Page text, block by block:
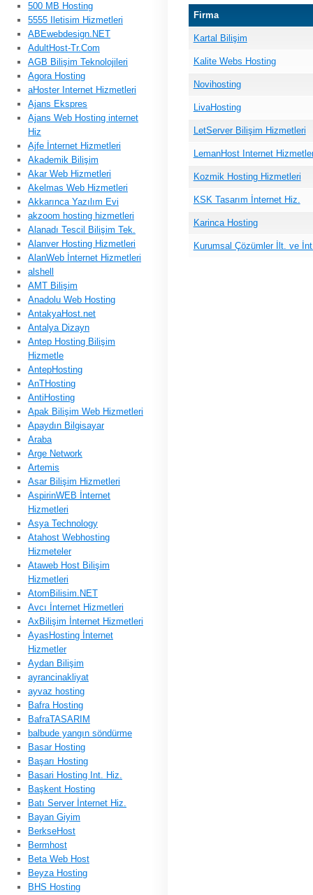
Firma
Kartal Bilişim
Kalite Webs Hosting
Novihosting
LivaHosting
LetServer Bilişim Hizmetleri
LemanHost Internet
Kozmik Hosting Hizmetleri
KSK Tasarım İnternet Hiz.
Karinca Hosting
Kurumsal Çözümler İlt. ve
500 MB Hosting
5555 Iletisim Hizmetleri
ABEwebdesign.NET
AdultHost-Tr.Com
AGB Bilişim Teknolojileri
Agora Hosting
aHoster Internet Hizmetleri
Ajans Ekspres
Ajans Web Hosting internet
Hiz
Ajfe İnternet Hizmetleri
Akademik Bilişim
Akar Web Hizmetleri
Akelmas Web Hizmetleri
Akkarınca Yazılım Evi
akzoom hosting hizmetleri
Alanadı Tescil Bilişim Tek.
Alanver Hosting Hizmetleri
AlanWeb İnternet Hizmetleri
alshell
AMT Bilişim
Anadolu Web Hosting
AntakyaHost.net
Antalya Dizayn
Antep Hosting Bilişim
Hizmetle
AntepHosting
AnTHosting
AntiHosting
Apak Bilişim Web Hizmetleri
Apaydın Bilgisayar
Araba
Arge Network
Artemis
Asar Bilişim Hizmetleri
AspirinWEB İnternet
Hizmetleri
Asya Technology
Atahost Webhosting
Hizmeteler
Ataweb Host Bilişim
Hizmetleri
AtomBilisim.NET
Avcı İnternet Hizmetleri
AxBilişim İnternet Hizmetleri
AyasHosting İnternet
Hizmetler
Aydan Bilişim
ayrancinakliyat
ayvaz hosting
Bafra Hosting
BafraTASARIM
balbude yangın söndürme
Basar Hosting
Başarı Hosting
Basari Hosting Int. Hiz.
Başkent Hosting
Batı Server İnternet Hiz.
Bayan Giyim
BerkseHost
Bermhost
Beta Web Host
Beyza Hosting
BHS Hosting